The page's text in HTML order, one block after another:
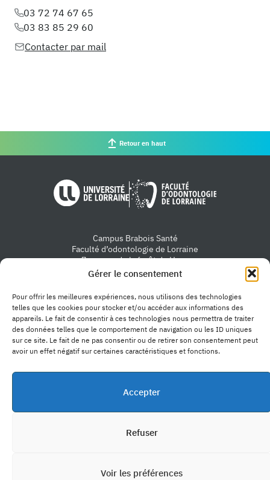
Gérer le consentement
Pour offrir les meilleures expériences, nous utilisons des technologies
telles que les cookies pour stocker et/ou accéder aux informations des
appareils. Le fait de consentir à ces technologies nous permettra de traiter
des données telles que le comportement de navigation ou les ID uniques
sur ce site. Le fait de ne pas consentir ou de retirer son consentement peut
avoir un effet négatif sur certaines caractéristiques et fonctions.
Accepter
Refuser
Voir les préférences
03 72 74 67 65
03 83 85 29 60
Contacter par mail
Retour en haut
Université de Lorraine
Campus Brabois Santé
Faculté d’odontologie de Lorraine
7 avenue de la forêt de Haye
54505 Vandœuvre-lès-Nancy
Nous contacter
Formations courtes
Ressources universitaires
Liens utiles
Politique de confidentialité